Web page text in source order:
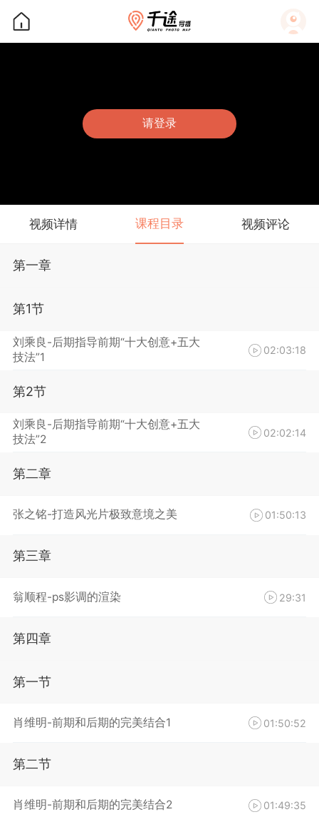
请登录
视频详情 课程目录 视频评论
第一章
第1节
刘乘良-后期指导前期“十大创意+五大
技法”1
02:03:18
第2节
刘乘良-后期指导前期“十大创意+五大
技法”2
02:02:14
第二章
张之铭-打造风光片极致意境之美 01:50:13
第三章
翁顺程-ps影调的渲染 29:31
第四章
第一节
肖维明-前期和后期的完美结合1 01:50:52
第二节
肖维明-前期和后期的完美结合2 01:49:35